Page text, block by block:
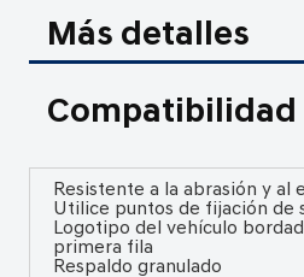
Más detalles
Compatibilidad
Resistente a la abrasión y al
Utilice puntos de fijación de
Logotipo del vehículo
primera fila
Respaldo granulado